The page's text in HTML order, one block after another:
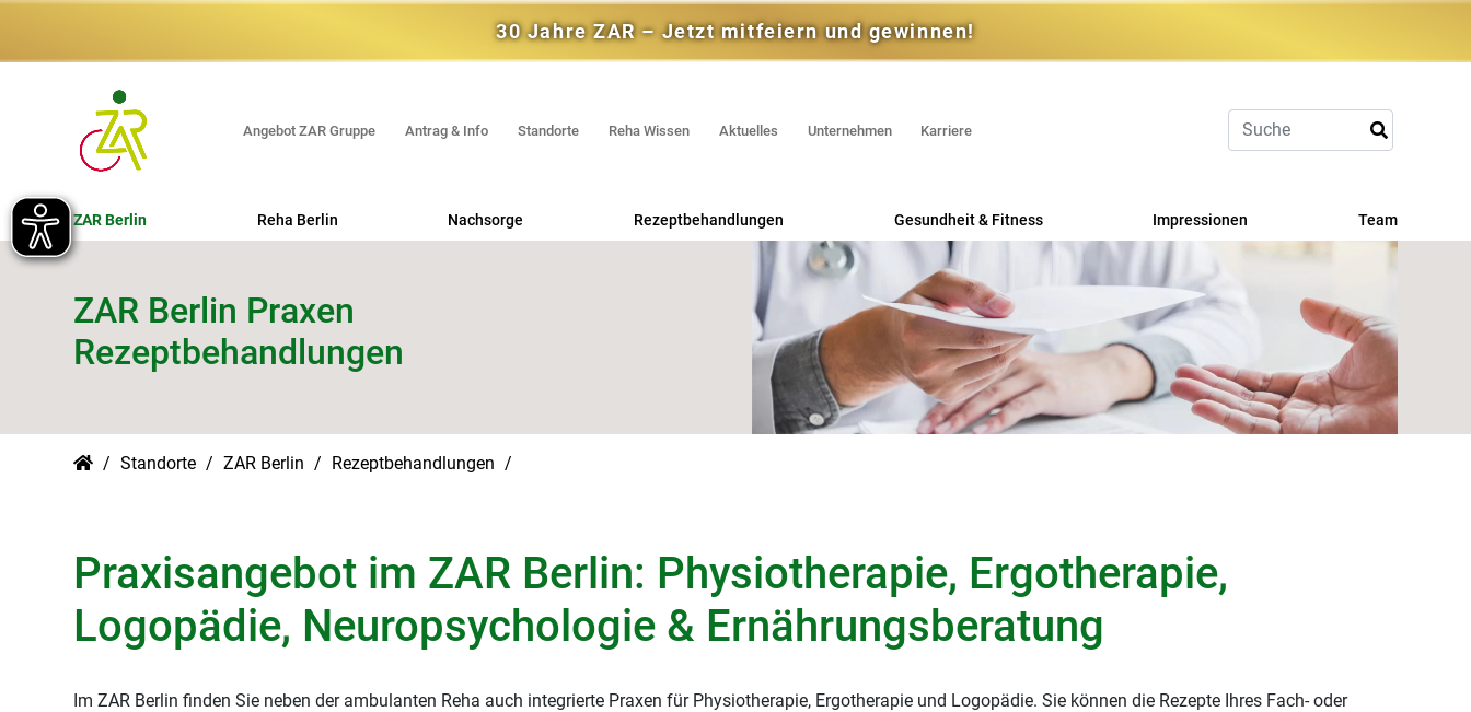
30 Jahre ZAR – Jetzt mitfeiern und gewinnen!
Angebot ZAR Gruppe Antrag & Info Standorte Reha Wissen Aktuelles Unternehmen Karriere
ZAR Berlin Reha Berlin
Neurologische REHA
Psychosomatische REHA
Nachsorge Rezeptbehandlungen
Praxis für Ergotherapie
Praxis für Logopädie
Praxis für Neuropsychologie
Ernährungsberatung
Gesundheit & Fitness
Rehasport
RV Fit
Selbstzahlerangebot
Impressionen Team
ZAR Berlin Praxen
Rezeptbehandlungen
Standorte ZAR Berlin Rezeptbehandlungen
Praxisangebot im ZAR Berlin: Physiotherapie, Ergotherapie,
Logopädie, Neuropsychologie & Ernährungsberatung
Im ZAR Berlin finden Sie neben der ambulanten Reha auch integrierte Praxen für Physiotherapie, Ergotherapie und Logopädie. Sie können die Rezepte Ihres Fach- oder